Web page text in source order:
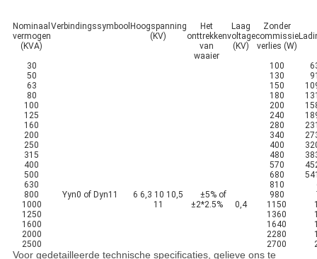
Nominaal
vermogen
(KVA)
Verbindingssymbool Hoogspanning
(KV)
Het
onttrekken
van
waaier
Laag
voltage
(KV)
Zonder
commissie
verlies (W)
30
Yyn0 of Dyn11
6 6,3 10 10,5
11
±5% of
±2*2.5%
0,4
100
50
130
63
150
80
180
100
200
125
240
160
280
200
340
250
400
315
480
400
570
500
680
630
810
800
980
1000
1150
1250
1360
1600
1640
2000
2280
2500
2700
Voor gedetailleerde technische specificaties, gelieve ons te